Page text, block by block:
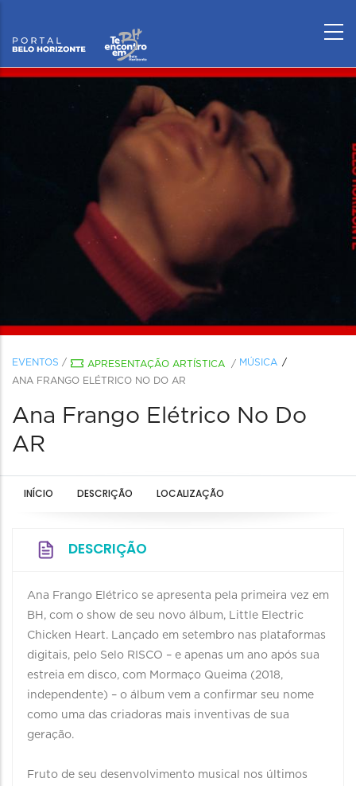
EVENTOS / APRESENTAÇÃO ARTÍSTICA / MÚSICA
ANA FRANGO ELÉTRICO NO DO AR
Ana Frango Elétrico No Do
AR
INÍCIO DESCRIÇÃO LOCALIZAÇÃO
DESCRIÇÃO
Ana Frango Elétrico se apresenta pela primeira vez em
BH, com o show de seu novo álbum, Little Electric
Chicken Heart. Lançado em setembro nas plataformas
digitais, pelo Selo RISCO – e apenas um ano após sua
estreia em disco, com Mormaço Queima (2018,
independente) – o álbum vem a confirmar seu nome
como uma das criadoras mais inventivas de sua
geração.
Fruto de seu desenvolvimento musical nos últimos